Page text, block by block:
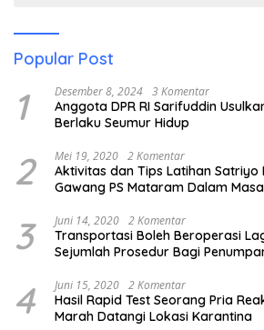
Popular Post
1 Desember 8, 2024 3 Komentar
Anggota DPR RI Sarifuddin
Berlaku Seumur Hidup
2 Mei 19, 2020 2 Komentar
Aktivitas dan Tips Latihan Satriyo
Gawang PS Mataram Dalam
3 Juni 14, 2020 2 Komentar
Transportasi Boleh Beroperasi
Sejumlah Prosedur Bagi
4 Juni 15, 2020 2 Komentar
Hasil Rapid Test Seorang Pria
Marah Datangi Lokasi Karantina